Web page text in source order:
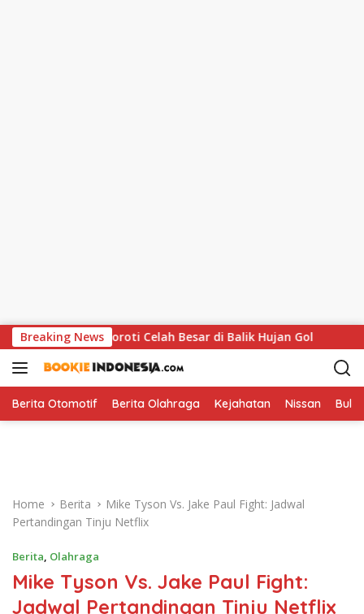
k
p
o
Breaking News
Soroti Celah Besar di Balik Hujan Gol MotoGP
Berita Otomotif Berita Olahraga Kejahatan Nissan
Home Berita
Mike Tyson Vs. Jake Paul Fight: Jadwal
Pertandingan Tinju Netflix
Berita, Olahraga
Mike Tyson Vs. Jake Paul Fight:
Jadwal Pertandingan Tinju Netflix